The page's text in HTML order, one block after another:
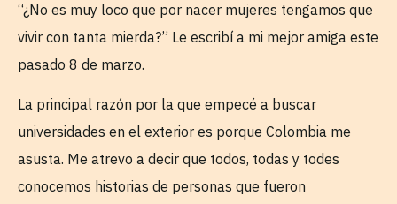
“¿No es muy loco que por nacer mujeres tengamos que
vivir con tanta mierda?” Le escribí a mi mejor amiga este
pasado 8 de marzo.
La principal razón por la que empecé a buscar
universidades en el exterior es porque Colombia me
asusta. Me atrevo a decir que todos, todas y todes
conocemos historias de personas que fueron